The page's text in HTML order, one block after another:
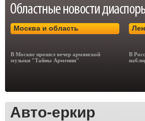
Москва и область
В Москве прошел вечер армянской
музыки "Тайны Армении"
В
Авто-еркир